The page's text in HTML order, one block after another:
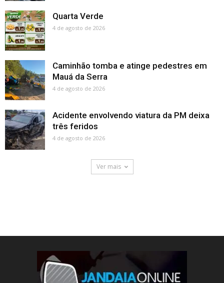
Quarta Verde
4 de agosto de 2026
Caminhão tomba e atinge pedestres em
Mauá da Serra
4 de agosto de 2026
Acidente envolvendo viatura da PM deixa
três feridos
4 de agosto de 2026
Ver mais